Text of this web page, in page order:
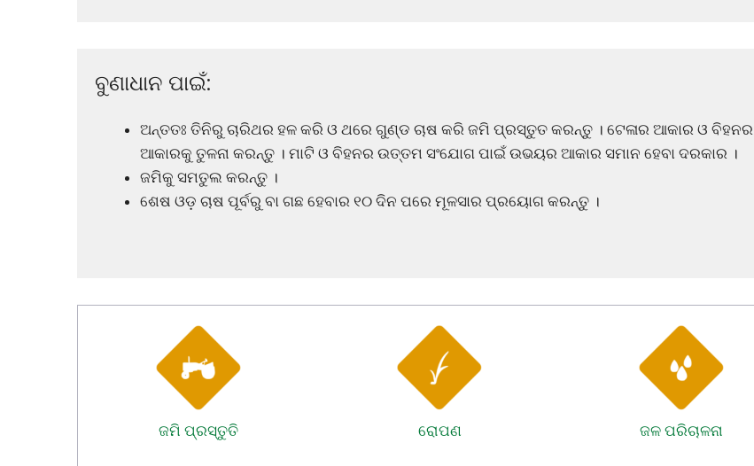
ବୁଣାଧାନ ପାଇଁ:
ଅନ୍ତତଃ ତିନିରୁ ଚାରିଥର ହଳ କରି ଓ ଥରେ ଗୁଣ୍ଡ ଚାଷ କରି ଜମି ପ୍ରସ୍ତୁତ କରନ୍ତୁ । ଟେଳାର ଆକାର ଓ ବିହନର
ଆକାରକୁ ତୁଳନା କରନ୍ତୁ । ମାଟି ଓ ବିହନର ଉତ୍ତମ ସଂଯୋଗ ପାଇଁ ଉଭୟର ଆକାର ସମାନ ହେବା ଦରକାର ।
ଜମିକୁ ସମତୁଲ କରନ୍ତୁ ।
ଶେଷ ଓଡ଼ ଚାଷ ପୂର୍ବରୁ ବା ଗଛ ହେବାର ୧୦ ଦିନ ପରେ ମୂଳସାର ପ୍ରୟୋଗ କରନ୍ତୁ ।
ଜମି ପ୍ରସ୍ତୁତି ରୋପଣ ଜଳ ପରିଚାଳନା